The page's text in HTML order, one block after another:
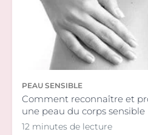
PEAU SENSIBLE
Comment reconnaître et
une peau du corps sensible
12 minutes de lecture